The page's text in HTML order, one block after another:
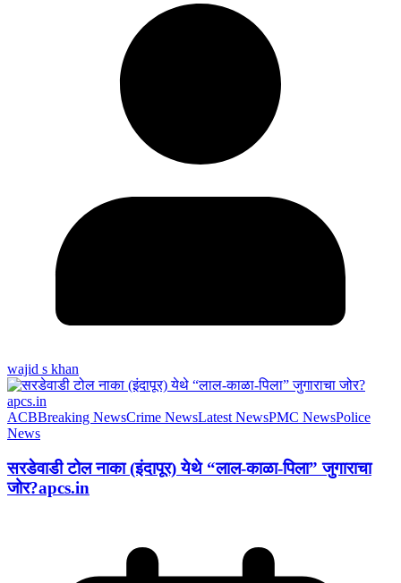
wajid s khan
ACBBreaking NewsCrime NewsLatest NewsPMC NewsPolice
News
सरडेवाडी टोल नाका (इंदापूर) येथे “लाल-काळा-पिला” जुगाराचा
जोर?apcs.in